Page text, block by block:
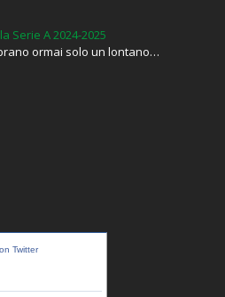
Serie A 2024-2025
ormai solo un lontano…
on Twitter